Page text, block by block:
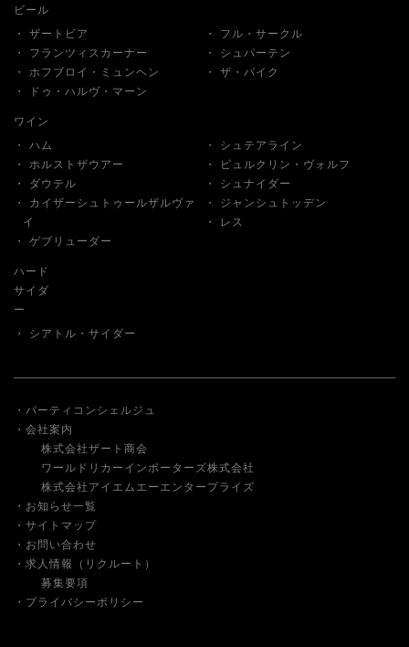
ビール
ザートビア
フル・サークル
フランツィスカーナー
シュパーテン
ホフブロイ・ミュンヘン
ザ・パイク
ドゥ・ハルヴ・マーン
ワイン
ハム
シュテアライン
ホルストザウアー
ビュルクリン・ヴォルフ
ダウテル
シュナイダー
カイザーシュトゥールザルヴァ
イ
ジャンシュトッデン
レス
ゲブリューダー
ハード
サイダ
ー
シアトル・サイダー
パーティコンシェルジュ
会社案内
株式会社ザート商会
ワールドリカーインポーターズ株式会社
株式会社アイエムエーエンタープライズ
お知らせ一覧
サイトマップ
お問い合わせ
求人情報（リクルート）
募集要項
プライバシーポリシー